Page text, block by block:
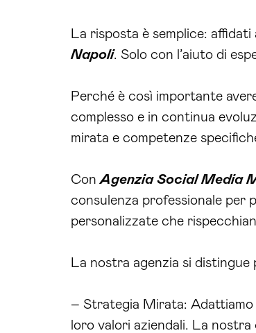
La risposta è semplice: affidati
Napoli. Solo con l’aiuto di
Perché è così importante
complesso e in continua
mirata e competenze
ConAgenzia Social Media
consulenza professionale per
personalizzate che
La nostra agenzia si
– Strategia Mirata:
loro valori aziendali. La